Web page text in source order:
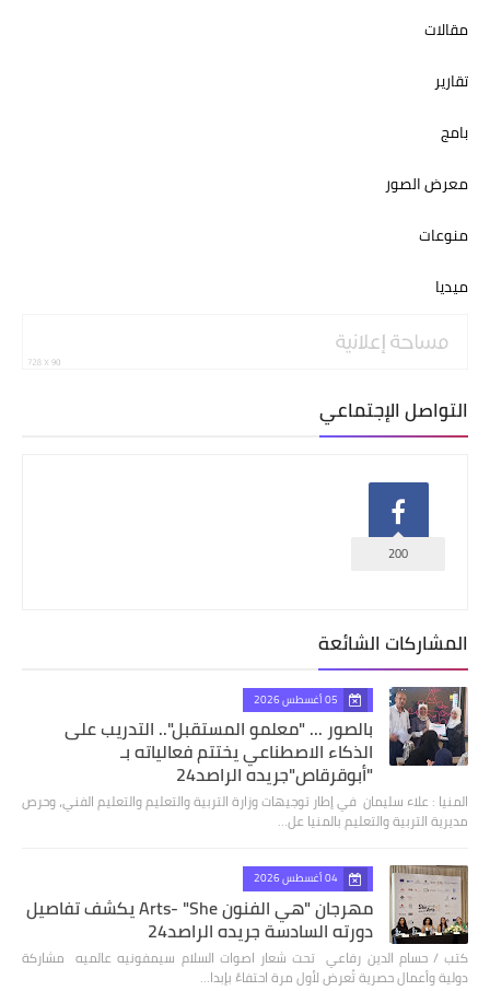
مقالات
تقارير
بامج
معرض الصور
منوعات
ميديا
التواصل الإجتماعي
200
المشاركات الشائعة
05 أغسطس 2026
بالصور ... "معلمو المستقبل".. التدريب على
الذكاء الاصطناعي يختتم فعالياته بـ
"أبوقرقاص"جريده الراصد24
المنيا : علاء سليمان في إطار توجيهات وزارة التربية والتعليم والتعليم الفني، وحرص
مديرية التربية والتعليم بالمنيا عل…
04 أغسطس 2026
مهرجان "هي الفنون Arts- "She يكشف تفاصيل
دورته السادسة جريده الراصد24
كتب / حسام الدين رفاعي تحت شعار اصوات السلام سيمفونيه عالميه مشاركة
دولية وأعمال حصرية تُعرض لأول مرة احتفاءً بإبدا…